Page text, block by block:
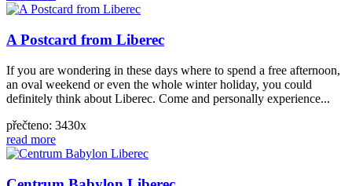
A Postcard from Liberec
If you are wondering in these days where to spend a free afternoon,
an oval weekend or even the whole winter holiday, you could
definitely think about Liberec. Come and personally experience...
přečteno: 3430x
read more